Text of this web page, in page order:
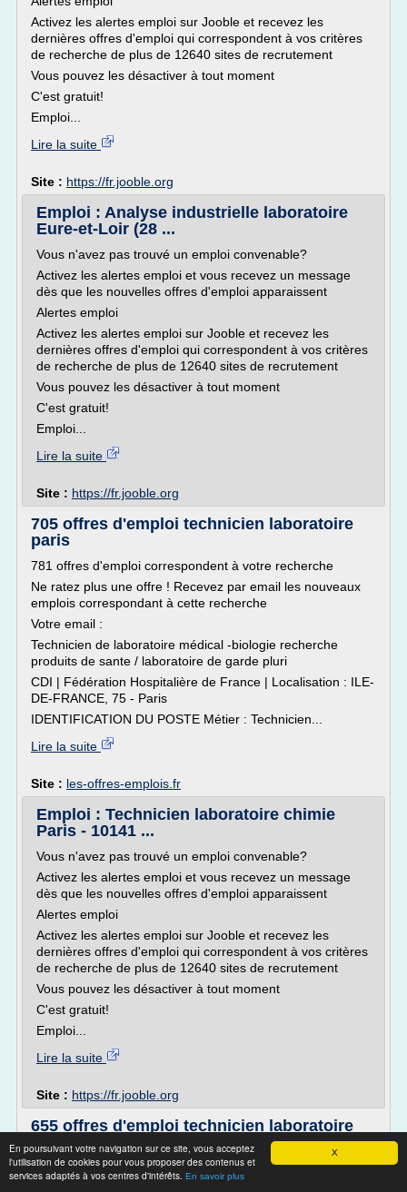
X
En poursuivant votre navigation sur ce site, vous acceptez
l'utilisation de cookies pour vous proposer des contenus et
services adaptés à vos centres d'intérêts. En savoir plus
Activez les alertes emploi sur Jooble et recevez les
dernières offres d'emploi qui correspondent à vos critères
de recherche de plus de 12640 sites de recrutement
Vous pouvez les désactiver à tout moment
C'est gratuit!
Emploi...
Lire la suite
Site : https://fr.jooble.org
Emploi : Analyse industrielle laboratoire
Eure-et-Loir (28 ...
Vous n'avez pas trouvé un emploi convenable?
Activez les alertes emploi et vous recevez un message
dès que les nouvelles offres d'emploi apparaissent
Alertes emploi
Activez les alertes emploi sur Jooble et recevez les
dernières offres d'emploi qui correspondent à vos critères
de recherche de plus de 12640 sites de recrutement
Vous pouvez les désactiver à tout moment
C'est gratuit!
Emploi...
Lire la suite
Site : https://fr.jooble.org
705 offres d'emploi technicien laboratoire
paris
781 offres d'emploi correspondent à votre recherche
Ne ratez plus une offre ! Recevez par email les nouveaux
emplois correspondant à cette recherche
Votre email :
Technicien de laboratoire médical -biologie recherche
produits de sante / laboratoire de garde pluri
CDI | Fédération Hospitalière de France | Localisation : ILE-
DE-FRANCE, 75 - Paris
IDENTIFICATION DU POSTE Métier : Technicien...
Lire la suite
Site : les-offres-emplois.fr
Emploi : Technicien laboratoire chimie
Paris - 10141 ...
Vous n'avez pas trouvé un emploi convenable?
Activez les alertes emploi et vous recevez un message
dès que les nouvelles offres d'emploi apparaissent
Alertes emploi
Activez les alertes emploi sur Jooble et recevez les
dernières offres d'emploi qui correspondent à vos critères
de recherche de plus de 12640 sites de recrutement
Vous pouvez les désactiver à tout moment
C'est gratuit!
Emploi...
Lire la suite
Site : https://fr.jooble.org
655 offres d'emploi technicien laboratoire
nord pas de calais
technicien laboratoire | nord pas de calais